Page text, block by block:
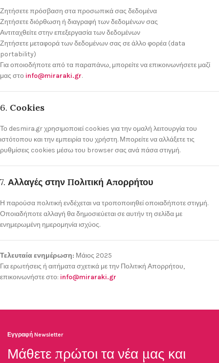
Ζητήσετε πρόσβαση στα προσωπικά σας δεδομένα
Ζητήσετε διόρθωση ή διαγραφή των δεδομένων σας
Αντιταχθείτε στην επεξεργασία των δεδομένων
Ζητήσετε μεταφορά των δεδομένων σας σε άλλο φορέα (data
portability)
Για οποιοδήποτε από τα παραπάνω, μπορείτε να επικοινωνήσετε μαζί
μας στο info@miraraki.gr.
6. Cookies
Το desmira.gr χρησιμοποιεί cookies για την ομαλή λειτουργία του
ιστότοπου και την εμπειρία του χρήστη. Μπορείτε να αλλάξετε τις
ρυθμίσεις cookies μέσω του browser σας ανά πάσα στιγμή.
7. Αλλαγές στην Πολιτική Απορρήτου
Η παρούσα πολιτική ενδέχεται να τροποποιηθεί οποιαδήποτε στιγμή.
Οποιαδήποτε αλλαγή θα δημοσιεύεται σε αυτήν τη σελίδα με
ενημερωμένη ημερομηνία ισχύος.
Τελευταία ενημέρωση: Μάιος 2025
Για ερωτήσεις ή αιτήματα σχετικά με την Πολιτική Απορρήτου,
επικοινωνήστε στο: info@miraraki.gr
Εγγραφή Newsletter
Μάθετε πρώτοι τα νέα μας και